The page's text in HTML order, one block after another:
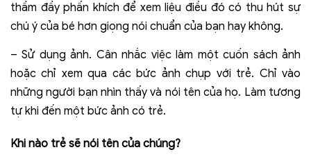
thầm đầy phấn khích để xem liệu điều đó có thu hút sự
chú ý của bé hơn giọng nói chuẩn của bạn hay không.
– Sử dụng ảnh. Cân nhắc việc làm một cuốn sách ảnh
hoặc chỉ xem qua các bức ảnh chụp với trẻ. Chỉ vào
những người bạn nhìn thấy và nói tên của họ. Làm tương
tự khi đến một bức ảnh có trẻ.
Khi nào trẻ sẽ nói tên của chúng?